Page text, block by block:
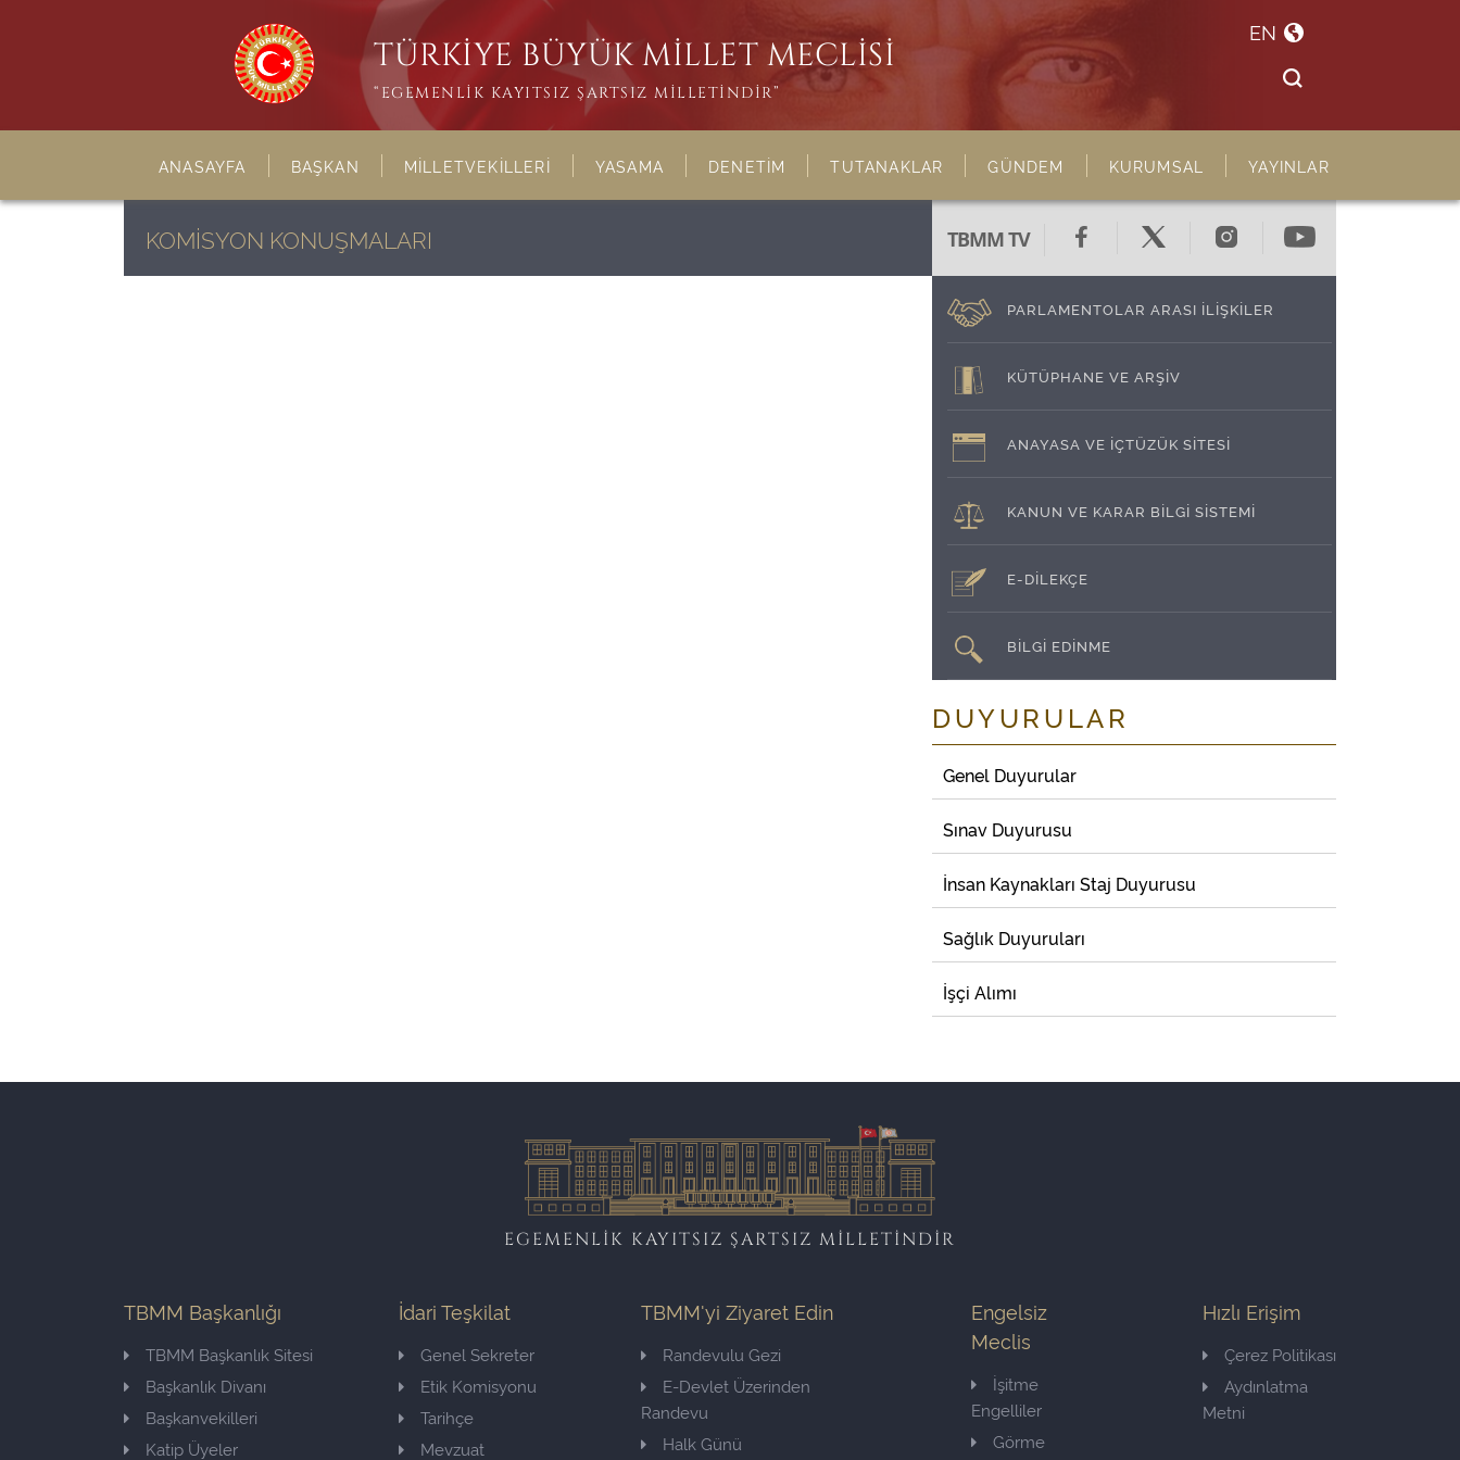
TÜRKİYE BÜYÜK MİLLET MECLİSİ
“EGEMENLİK KAYITSIZ ŞARTSIZ MİLLETİNDİR”
EN
ANASAYFA BAŞKAN MİLLETVEKİLLERİ YASAMA DENETİM TUTANAKLAR GÜNDEM KURUMSAL YAYINLAR
KOMİSYON KONUŞMALARI TBMM TV
PARLAMENTOLAR ARASI İLİŞKİLER
KÜTÜPHANE VE ARŞİV
ANAYASA VE İÇTÜZÜK SİTESİ
KANUN VE KARAR BİLGİ SİSTEMİ
E-DİLEKÇE
BİLGİ EDİNME
DUYURULAR
Genel Duyurular
Sınav Duyurusu
İnsan Kaynakları Staj Duyurusu
Sağlık Duyuruları
İşçi Alımı
EGEMENLİK KAYITSIZ ŞARTSIZ MİLLETİNDİR
TBMM Başkanlığı
TBMM Başkanlık Sitesi
Başkanlık Divanı
Başkanvekilleri
Katip Üyeler
İdari Teşkilat
Genel Sekreter
Etik Komisyonu
Tarihçe
Mevzuat
TBMM'yi Ziyaret Edin
Randevulu Gezi
E-Devlet Üzerinden
Randevu
Halk Günü
Engelsiz
Meclis
İşitme
Engelliler
Görme
Hızlı Erişim
Çerez Politikası
Aydınlatma
Metni